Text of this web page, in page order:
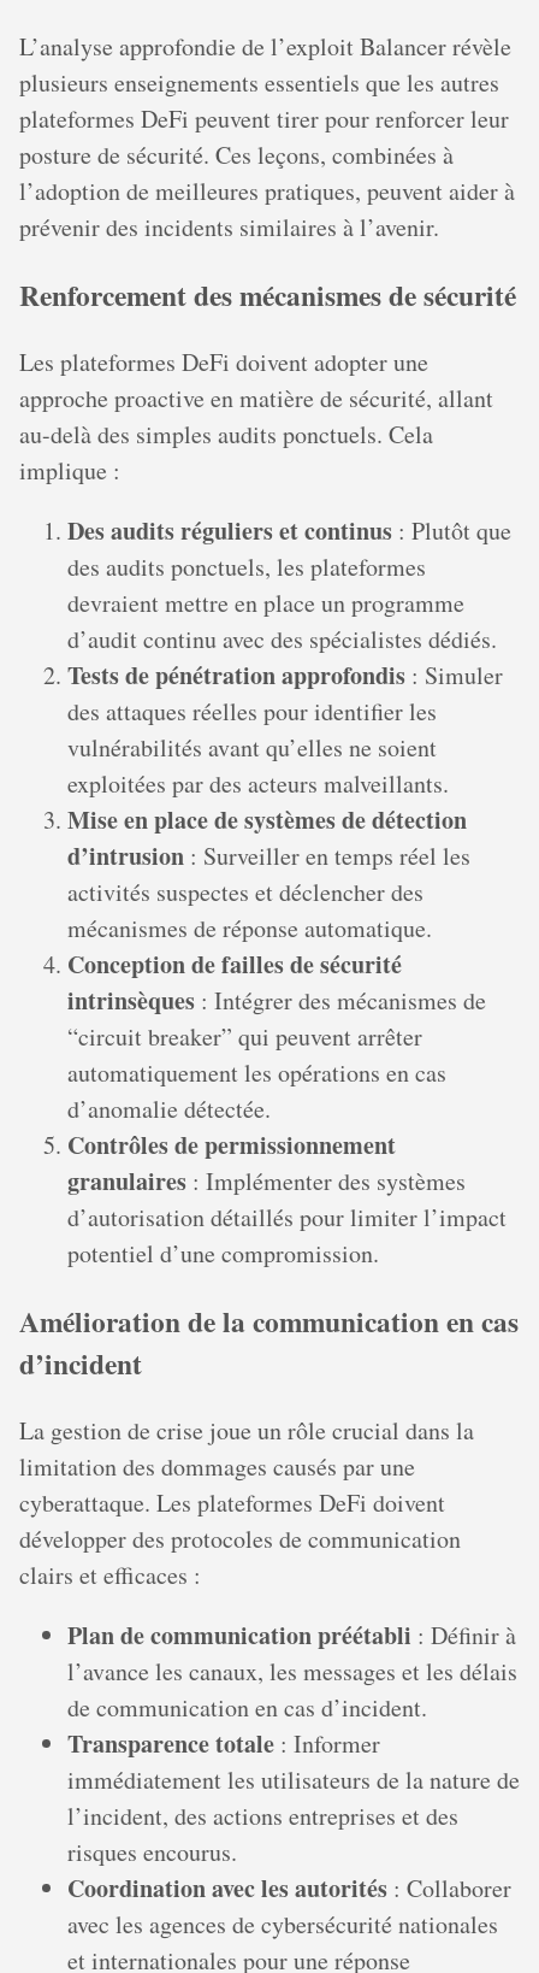
L’analyse approfondie de l’exploit Balancer révèle
plusieurs enseignements essentiels que les autres
plateformes DeFi peuvent tirer pour renforcer leur
posture de sécurité. Ces leçons, combinées à
l’adoption de meilleures pratiques, peuvent aider à
prévenir des incidents similaires à l’avenir.
Renforcement des mécanismes de sécurité
Les plateformes DeFi doivent adopter une
approche proactive en matière de sécurité, allant
au-delà des simples audits ponctuels. Cela
implique :
Des audits réguliers et continus : Plutôt que
des audits ponctuels, les plateformes
devraient mettre en place un programme
d’audit continu avec des spécialistes dédiés.
Tests de pénétration approfondis : Simuler
des attaques réelles pour identifier les
vulnérabilités avant qu’elles ne soient
exploitées par des acteurs malveillants.
Mise en place de systèmes de détection
d’intrusion : Surveiller en temps réel les
activités suspectes et déclencher des
mécanismes de réponse automatique.
Conception de failles de sécurité
intrinsèques : Intégrer des mécanismes de
“circuit breaker” qui peuvent arrêter
automatiquement les opérations en cas
d’anomalie détectée.
Contrôles de permissionnement
granulaires : Implémenter des systèmes
d’autorisation détaillés pour limiter l’impact
potentiel d’une compromission.
Amélioration de la communication en cas
d’incident
La gestion de crise joue un rôle crucial dans la
limitation des dommages causés par une
cyberattaque. Les plateformes DeFi doivent
développer des protocoles de communication
clairs et efficaces :
Plan de communication préétabli : Définir à
l’avance les canaux, les messages et les délais
de communication en cas d’incident.
Transparence totale : Informer
immédiatement les utilisateurs de la nature de
l’incident, des actions entreprises et des
risques encourus.
Coordination avec les autorités : Collaborer
avec les agences de cybersécurité nationales
et internationales pour une réponse